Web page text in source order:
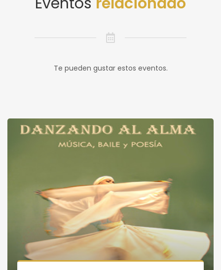
Te pueden gustar estos eventos.